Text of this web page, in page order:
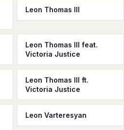
Leon Thomas III
Leon Thomas III feat.
Victoria Justice
Leon Thomas III ft.
Victoria Justice
Leon Varteresyan